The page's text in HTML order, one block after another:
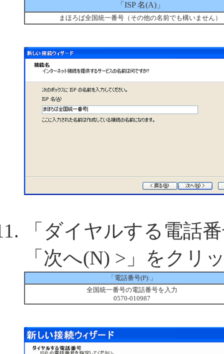
「ISP 名(A)」
まほろば全国統一番号（その他の名前でも構いません）
「ダイヤルする電話
「次へ(N) >」をクリ
「電話番号(P):」
全国統一番号の電話番号を入力
0570-010987